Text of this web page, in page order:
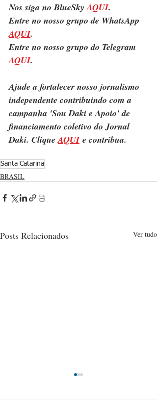
Nos siga no BlueSky AQUI.
Entre no nosso grupo de WhatsApp
AQUI.
Entre no nosso grupo do Telegram
AQUI.
Ajude a fortalecer nosso jornalismo
independente contribuindo com a
campanha 'Sou Daki e Apoio' de
financiamento coletivo do Jornal
Daki. Clique AQUI e contribua.
Santa Catarina
BRASIL
Posts Relacionados Ver tudo